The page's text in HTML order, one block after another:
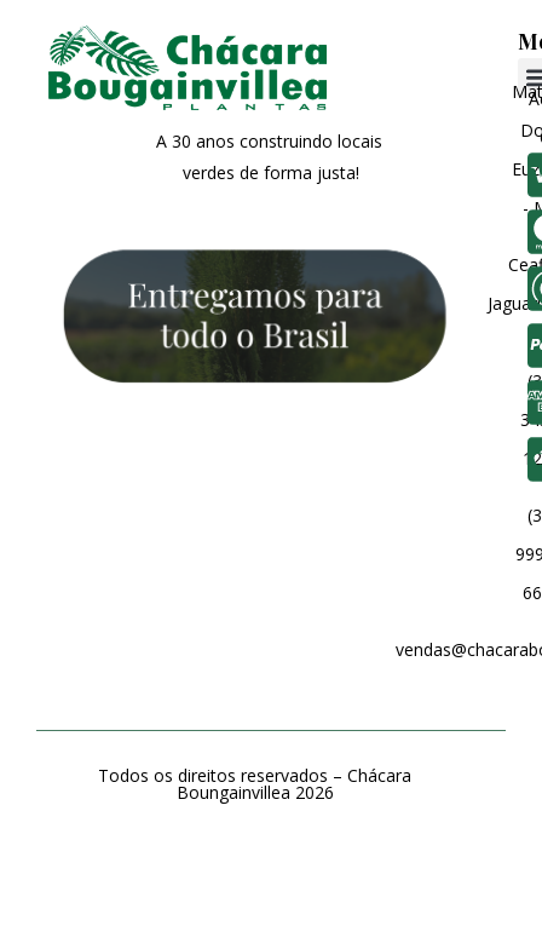
A 30 anos construindo locais
verdes de forma justa!
-
Todos os direitos reservados –Chácara
Boungainvillea 2026